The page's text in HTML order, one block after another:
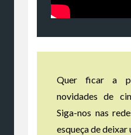
Quer ficar a
novidades de
Siga-nos nas
esqueça de deixar